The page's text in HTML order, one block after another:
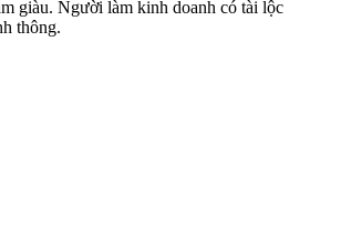
giàu. Người làm kinh doanh có tài lộc
thông.